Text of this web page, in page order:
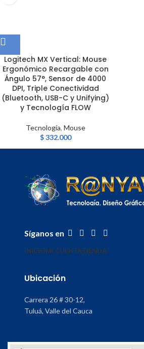
Logitech MX Vertical: Mouse
Ergonómico Recargable con
Ángulo 57°, Sensor de 4000
DPI, Triple Conectividad
(Bluetooth, USB-C y Unifying)
y Tecnología FLOW
Tecnología, Mouse
$332.000
Síganos en
INICIOMI CUENTATIENDA
Ubicación
Carrera 26 # 30-12,
Tuluá, Valle del Cauca